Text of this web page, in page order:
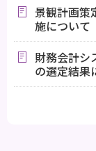
景観計画策
施について
財務会計シ
の選定結果